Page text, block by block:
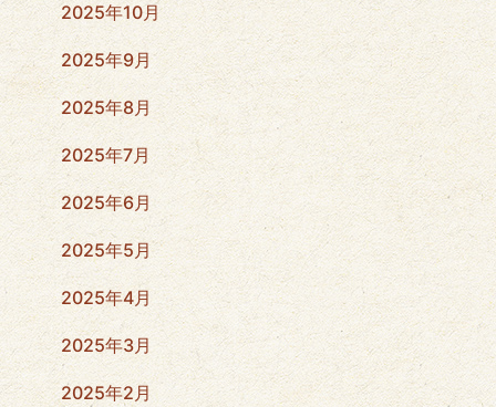
2025年10月
2025年9月
2025年8月
2025年7月
2025年6月
2025年5月
2025年4月
2025年3月
2025年2月